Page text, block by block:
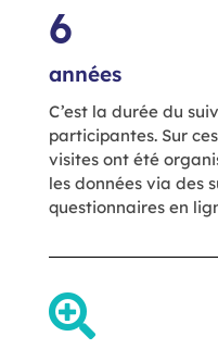
années
6
C’est la durée du
participantes. Sur
visites ont été
les données via des
questionnaires en